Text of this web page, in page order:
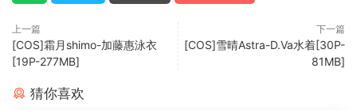
上一篇
[COS]霜月shimo-加藤惠泳衣
[19P-277MB]
下一篇
[COS]雪晴Astra-D.Va水着[30P-
81MB]
猜你喜欢